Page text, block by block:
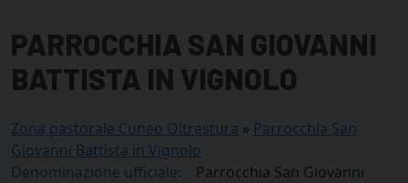
PARROCCHIA SAN GIOVANNI
BATTISTA IN VIGNOLO
Zona pastorale Cuneo Oltrestura » Parrocchia San
Giovanni Battista in Vignolo
Denominazione ufficiale:
Parrocchia San Giovanni